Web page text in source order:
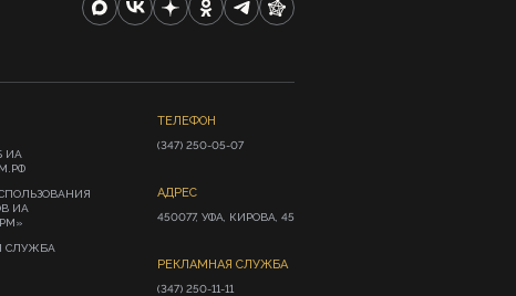
ИА
ИА
СЛУЖБА
ТЕЛЕФОН
(347) 250-05-07
АДРЕС
450077, УФА, КИРОВА, 45
РЕКЛАМНАЯ СЛУЖБА
(347) 250-11-11